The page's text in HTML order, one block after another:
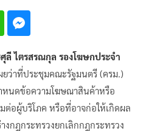
ลี ไตรสรณกุล รองโฆษกประจำ
ยว่าที่ประชุมคณะรัฐมนตรี (ครม.)
หนดข้อความโฆษณาสินค้าหรือ
ต่อผู้บริโภค หรือที่อาจก่อให้เกิดผล
งกฎกระทรวงยกเลิกกฎกระทรวง